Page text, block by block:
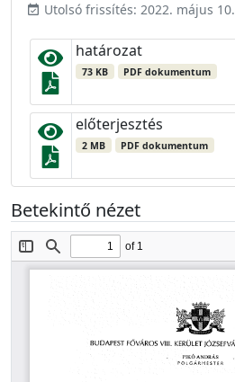
event_available Utolsó frissítés: 2022. május 10.
határozat
73 KB PDF dokumentum
előterjesztés
2 MB PDF dokumentum
Betekintő nézet